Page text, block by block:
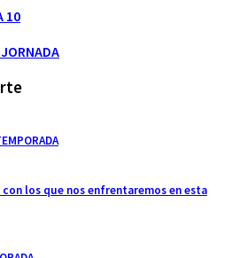
10
con los que nos enfrentaremos en esta